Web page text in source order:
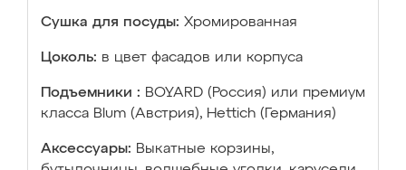
Сушка для посуды: Хромированная
Цоколь: в цвет фасадов или корпуса
Подъемники : BOYARD (Россия) или премиум
класса Blum (Австрия), Hettich (Германия)
Аксессуары: Выкатные корзины,